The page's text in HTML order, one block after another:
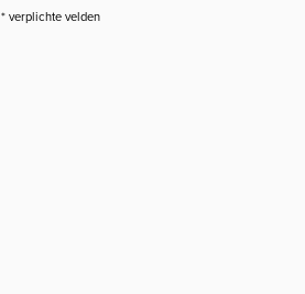
* verplichte velden